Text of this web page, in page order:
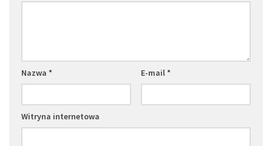
Nazwa * E-mail*
Witryna internetowa